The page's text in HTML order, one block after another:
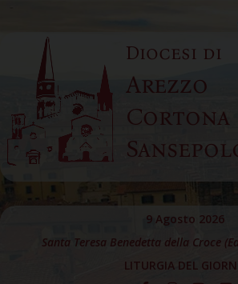
content
Diocesi di
Arezzo
Cortona
9 Agosto 2026
Santa Teresa Benedetta della Croce
LITURGIA DEL